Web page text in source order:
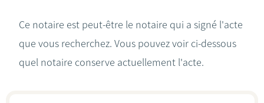
Calculateurs
Ce notaire est peut-être le notaire qui a signé l'acte
que vous recherchez. Vous pouvez voir ci-dessous
quel notaire conserve actuellement l'acte.